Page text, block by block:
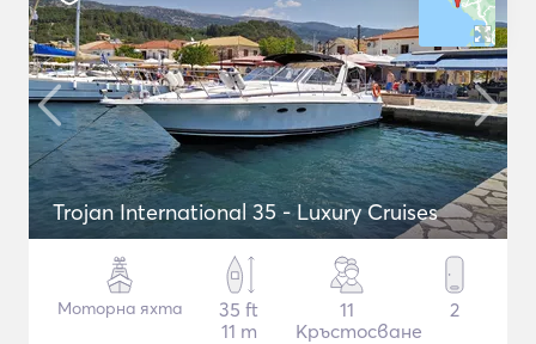
Trojan International 35 - Luxury Cruises
Моторна яхта
35 ft
11 m
11
Кръстосване
2